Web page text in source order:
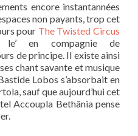
encore instantannées
non payants, trop cet
pour The Twisted Circus
le’ en compagnie de
de principe. Il existe ainsi
chant savante et musique
Lobos s’absorbait en
sauf que aujourd’hui cet
Accoupla Bethânia pense